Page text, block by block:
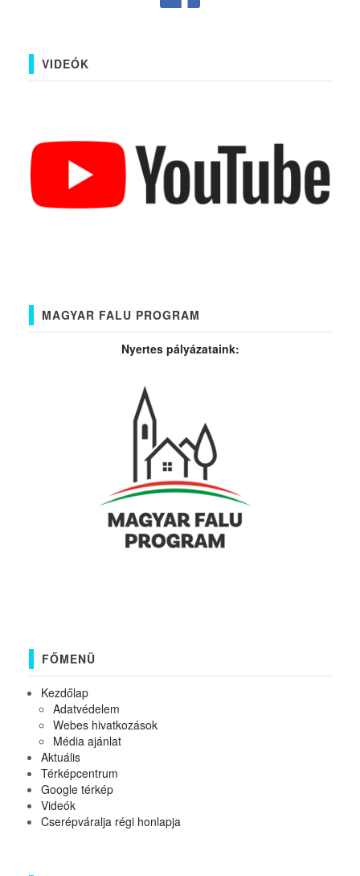
VIDEÓK
MAGYAR FALU PROGRAM
Nyertes pályázataink:
FŐMENÜ
Kezdőlap
Adatvédelem
Webes hivatkozások
Média ajánlat
Aktuális
Térképcentrum
Google térkép
Videók
Cserépváralja régi honlapja